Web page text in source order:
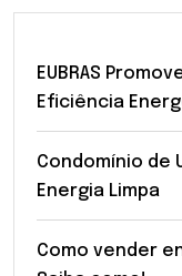
EUBRAS
Eficiência
Condomínio de
Energia Limpa
Como vender